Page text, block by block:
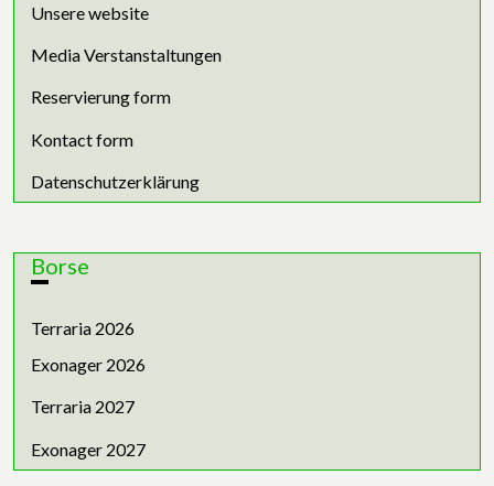
Unsere website
Media Verstanstaltungen
Reservierung form
Kontact form
Datenschutzerklärung
Borse
Terraria 2026
Exonager 2026
Terraria 2027
Exonager 2027